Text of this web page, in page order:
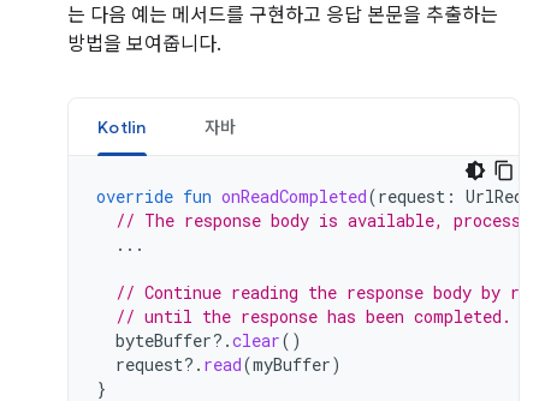
는 다음 예는 메서드를 구현하고 응답 본문을 추출하는
방법을 보여줍니다.
Kotlin 자바
override fun onReadCompleted(request :
// The response body is available, process
...
// Continue reading the response body by
// until the response has been completed.
byteBuffer?.clear()
request?. read(myBuffer)
}